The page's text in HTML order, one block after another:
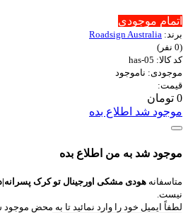
اتمام موجودی
برند: Roadsign Australia
(0 نفر)
کد کالا: has-05
موجودی: ناموجود
قیمت:
0 تومان
موجود شد اطلاع بده
موجود شد به من اطلاع بده
متاسفانه هودی مشکی اورجینال تو کرک
نیست.
لطفاً ایمیل خود را وارد نمائید تا به محض